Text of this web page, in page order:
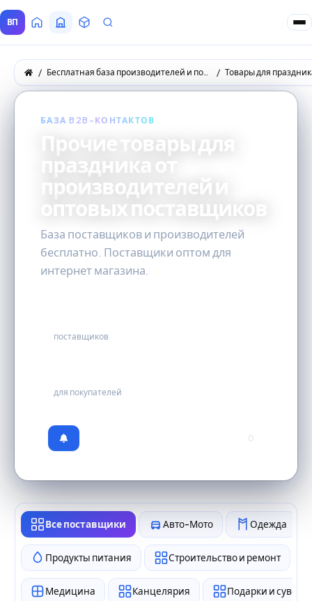
ВП ГлавнаяВсе Поставщики
ТоварыЗапросы покупателей
Бесплатная база производителей и поставщиков товаров оптом Товары для
БАЗА B2B-КОНТАКТОВ
Прочие товары для
праздника от
производителей и
оптовых поставщиков
База поставщиков и производителей
бесплатно. Поставщики оптом для
интернет магазина.
поставщиков
для покупателей
0
Все поставщики Авто-Мото Одежда
Продукты питания Строительство и ремонт
Медицина Канцелярия Подарки и